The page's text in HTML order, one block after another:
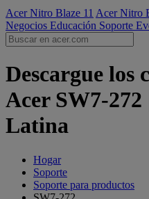
Acer Nitro Blaze 11 Acer Nitro
Negocios Educación Soporte
Descargue los
Acer SW7-
Latina
Hogar
Soporte
Soporte para productos